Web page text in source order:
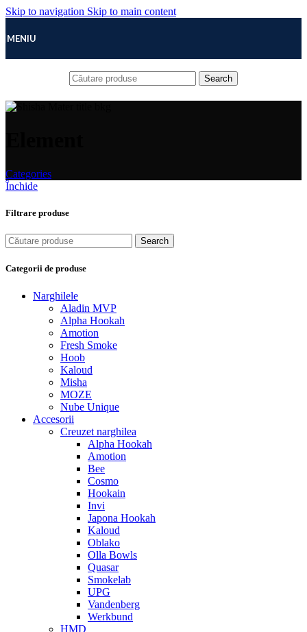
Skip to navigation Skip to main content
MENIU
Search
Categories
Închide
Filtrare produse
Search
Categorii de produse
Narghilele
Aladin MVP
Alpha Hookah
Amotion
Fresh Smoke
Hoob
Kaloud
Misha
MOZE
Nube Unique
Accesorii
Creuzet narghilea
Alpha Hookah
Amotion
Bee
Cosmo
Hookain
Invi
Japona Hookah
Kaloud
Oblako
Olla Bowls
Quasar
Smokelab
UPG
Vandenberg
Werkbund
HMD